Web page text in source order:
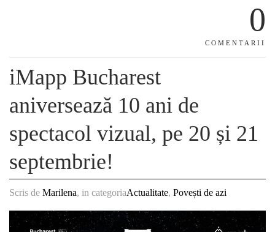
0
COMENTARII
iMapp Bucharest
aniversează 10 ani de
spectacol vizual, pe 20 și 21
septembrie!
Scris de Marilena, in categoriaActualitate, Povești de azi